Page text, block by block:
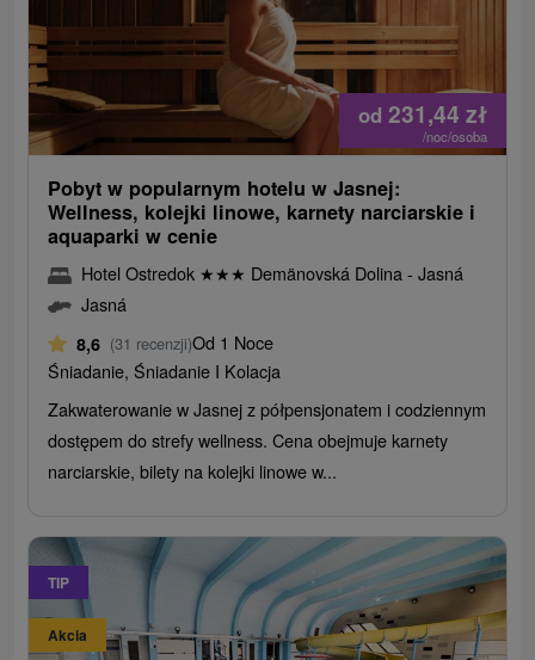
od 231,44 zł
/noc/osoba
Pobyt w popularnym hotelu w Jasnej:
Wellness, kolejki linowe, karnety narciarskie i
aquaparki w cenie
Hotel Ostredok ★★★ Demänovská Dolina - Jasná
Jasná
8,6 (31 recenzji)Od 1 Noce
Śniadanie, Śniadanie I Kolacja
Zakwaterowanie w Jasnej z półpensjonatem i codziennym
dostępem do strefy wellness. Cena obejmuje karnety
narciarskie, bilety na kolejki linowe w...
TIP
Akcia